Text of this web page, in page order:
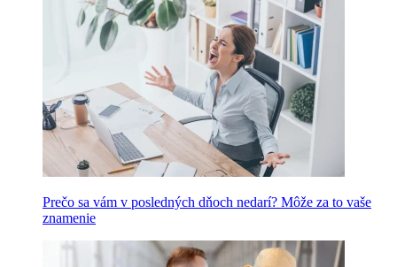
Prečo sa vám v posledných dňoch nedarí? Môže za to vaše
znamenie